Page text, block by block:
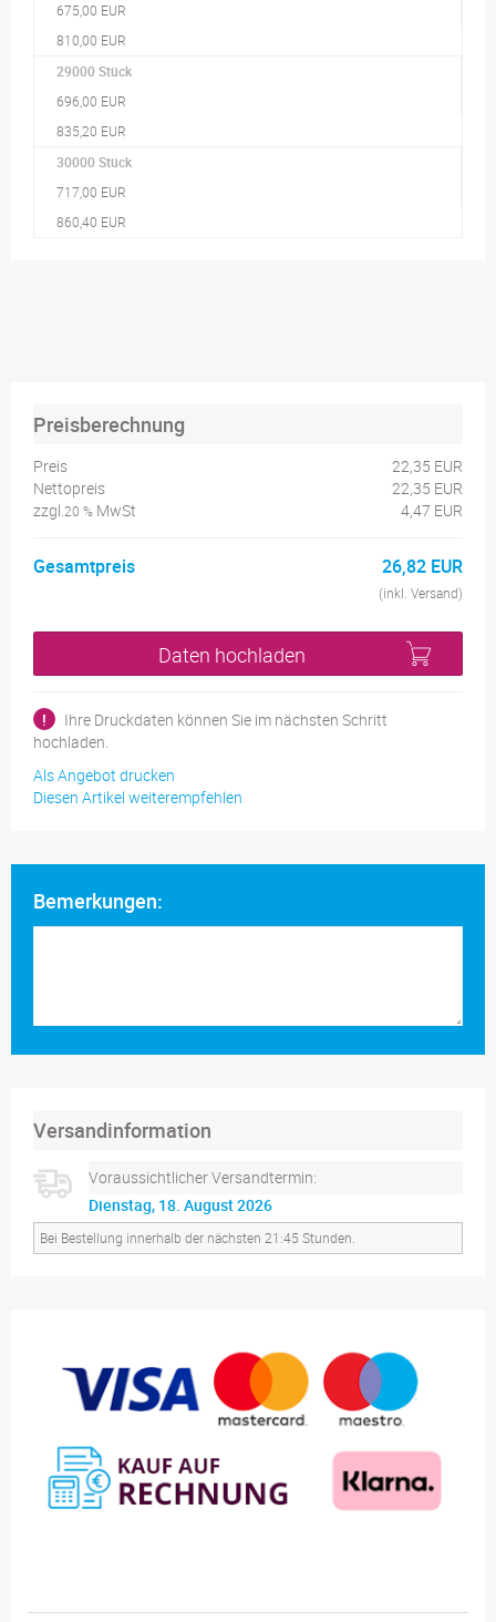
675,00 EUR
810,00 EUR
29000 Stück
696,00 EUR
835,20 EUR
30000 Stück
717,00 EUR
860,40 EUR
Preisberechnung
Preis
22,35 EUR
Nettopreis
22,35 EUR
zzgl.20 % MwSt 4,47 EUR
Gesamtpreis 26,82 EUR
(inkl. Versand)
Daten hochladen
!
Ihre Druckdaten können Sie im nächsten Schritt
hochladen.
Als Angebot drucken
Diesen Artikel weiterempfehlen
Bemerkungen:
Versandinformation
Voraussichtlicher Versandtermin:
Dienstag, 18. August 2026
Bei Bestellung innerhalb der nächsten 21:45 Stunden.